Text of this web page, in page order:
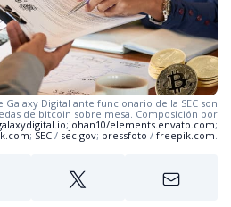
Digital ante funcionario de la SEC son
de bitcoin sobre mesa. Composición por
;johan10/elements.envato.com;
; SEC / sec.gov; pressfoto / freepik.com